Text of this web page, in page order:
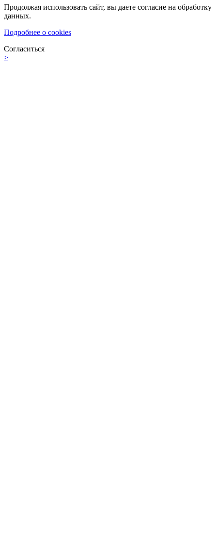
Продолжая использовать сайт, вы даете согласие на обработку
данных.
Подробнее о cookies
Согласиться
>